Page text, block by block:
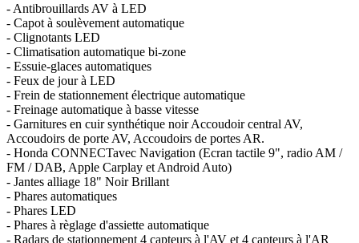
- Antibrouillards AV à LED
- Capot à soulèvement automatique
- Clignotants LED
- Climatisation automatique bi-zone
- Essuie-glaces automatiques
- Feux de jour à LED
- Frein de stationnement électrique automatique
- Freinage automatique à basse vitesse
- Garnitures en cuir synthétique noir Accoudoir central AV,
Accoudoirs de porte AV, Accoudoirs de portes AR.
- Honda CONNECTavec Navigation (Ecran tactile 9", radio AM /
FM / DAB, Apple Carplay et Android Auto)
- Jantes alliage 18" Noir Brillant
- Phares automatiques
- Phares LED
- Phares à règlage d'assiette automatique
- Radars de stationnement 4 capteurs à l'AV et 4 capteurs à l'AR